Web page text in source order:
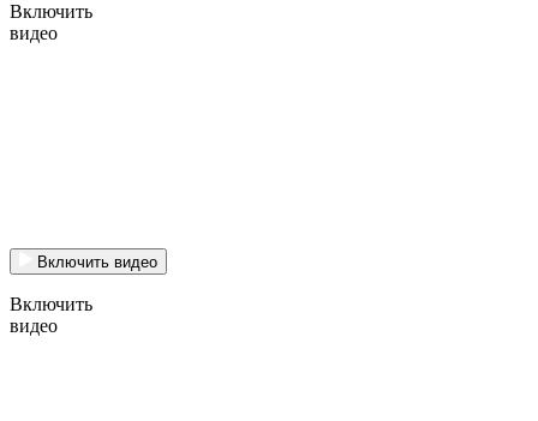
Включить
видео
Включить видео
Включить
видео